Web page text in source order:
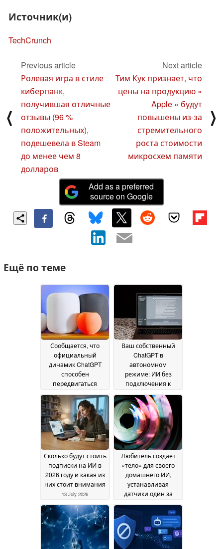
Источник(и)
TechCrunch
⟨
Previous article
Ролевая игра в стиле
киберпанк,
получившая отличные
отзывы (96 %
положительных),
подешевела в Steam
до менее чем 8
долларов
Next article
Тим Кук признает, что
цены на продукцию «
Apple » будут
повышены из-за
стремительного
роста стоимости
микросхем памяти
⟩
Add as a preferred
source on Google
Ещё по теме
Сообщается, что
официальный
динамик ChatGPT
способен
передвигаться
оснащён
аккумулятором и
камерой16 July 2026
Ваш собственный
ChatGPT в
автономном
режиме: ИИ без
подключения к
ноутбуке14 July 2026
Сколько будут стоить
подписки на ИИ в
2026 году и какая из
них стоит внимания
13 July 2026
Любитель создаёт
«тело» для своего
домашнего ИИ,
устанавливая
датчики один за
07 July 2026